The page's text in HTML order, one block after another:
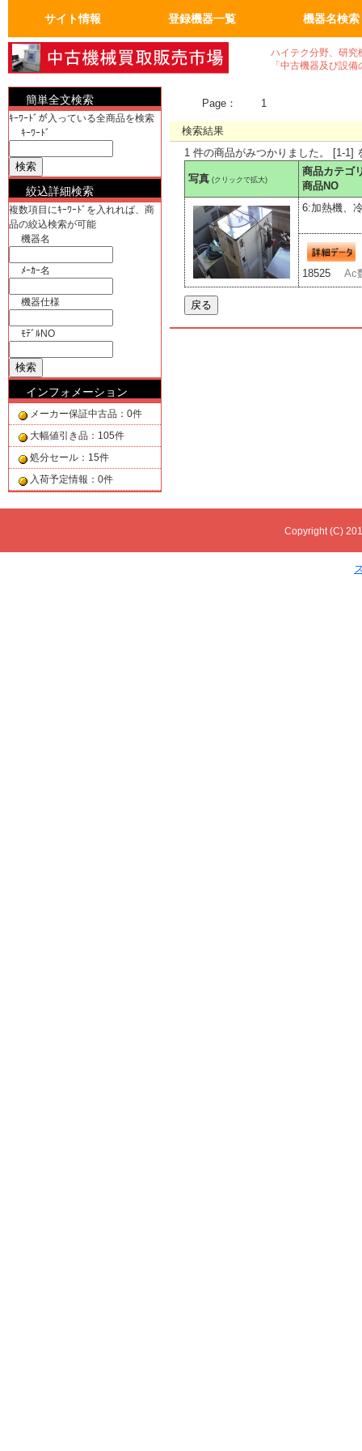
サイト情報
トップページ
FAQ：よくある質問
人気の商品
会員ページ
運営会社概要
登録機器一覧
真空機器・真空ポンプ 真空機器
真空ポンプ
真空コンポーネント
試験・検査機
洗浄、クリーニンク゛
加熱機、冷却機
分析機器
計測、計量機・顕微鏡 計測、計量機
顕微鏡
汎用理化学機器
電気計測器・光学関連 電気計測器
光学関連
物流、包装、保管
成形、樹脂、フィルム
クリーンルーム関係
電気機器、部品
工作機械、加工機
ユーティリティ機器
半導体・実装機器関連 半導体関連
実装機器関連
バイオ関連
OA事務什器・その他 OA事務什器
その他
機器名検索
ハイテク分野、研究
「中古機器及び設
簡単全文検索
ｷｰﾜｰﾄﾞが入っている全商品を検索
ｷｰﾜｰﾄﾞ
絞込詳細検索
複数項目にｷｰﾜｰﾄﾞを入れれば、商
品の絞込検索が可能
機器名
ﾒｰｶｰ名
機器仕様
ﾓﾃﾞﾙNO
インフォメーション
メーカー保証中古品：0件
大幅値引き品：105件
処分セール：15件
入荷予定情報：0件
Page： 1
検索結果
1 件の商品がみつかりました。 [1-1]
写真 (クリックで拡大)
商品カテゴ
商品NO
6:加熱機、
18525 Ac
Copyright (C)